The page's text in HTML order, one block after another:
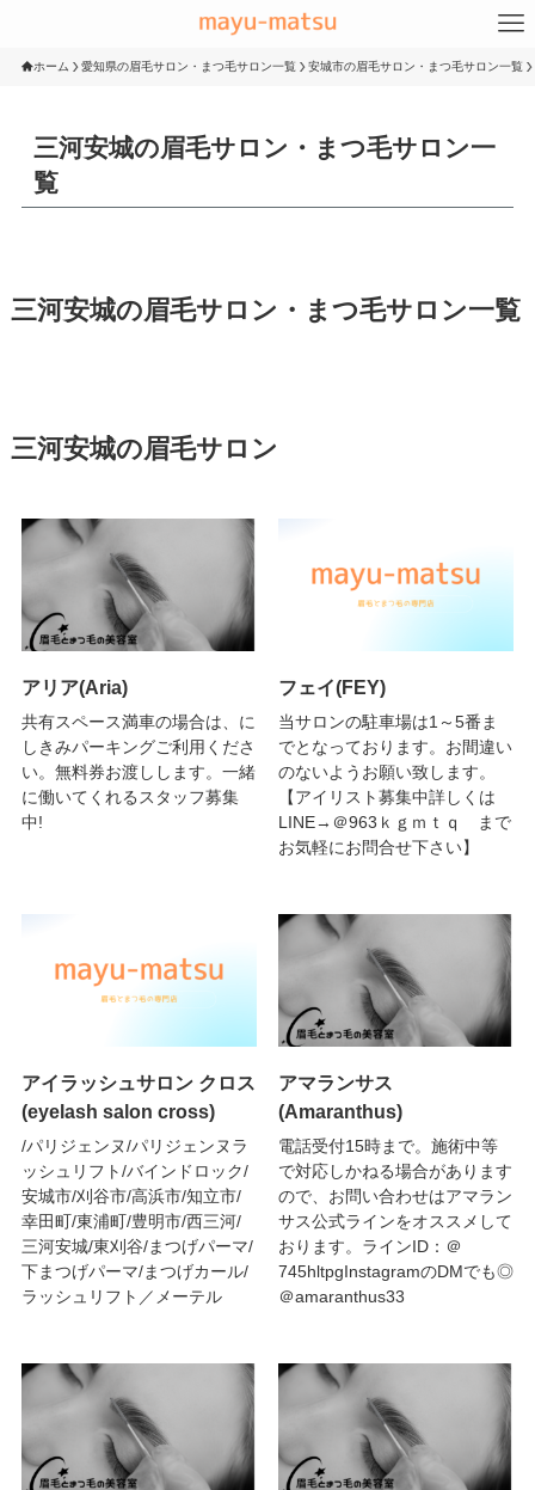
ホーム 愛知県の眉毛サロン・まつ毛サロン一覧 安城市の眉毛サロン・まつ毛サロン一覧
三河安城の眉毛サロン・まつ毛サロン一
覧
三河安城の眉毛サロン・まつ毛サロン一覧
三河安城の眉毛サロン
アリア(Aria)
共有スペース満車の場合は、に
しきみパーキングご利用くださ
い。無料券お渡しします。一緒
に働いてくれるスタッフ募集
中!
フェイ(FEY)
当サロンの駐車場は1～5番ま
でとなっております。お間違い
のないようお願い致します。
【アイリスト募集中詳しくは
LINE→＠963ｋｇｍｔｑ まで
お気軽にお問合せ下さい】
アイラッシュサロン クロス
(eyelash salon cross)
/パリジェンヌ/パリジェンヌラ
ッシュリフト/バインドロック/
安城市/刈谷市/高浜市/知立市/
幸田町/東浦町/豊明市/西三河/
三河安城/東刈谷/まつげパーマ/
下まつげパーマ/まつげカール/
ラッシュリフト／メーテル
アマランサス
(Amaranthus)
電話受付15時まで。施術中等
で対応しかねる場合があります
ので、お問い合わせはアマラン
サス公式ラインをオススメして
おります。ラインID：＠
745hltpgInstagramのDMでも◎
＠amaranthus33